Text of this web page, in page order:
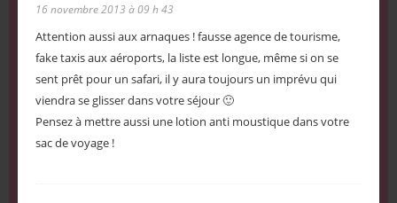
16 novembre 2013 à 09 h 43
Attention aussi aux arnaques ! fausse agence de tourisme,
fake taxis aux aéroports, la liste est longue, même si on se
sent prêt pour un safari, il y aura toujours un imprévu qui
viendra se glisser dans votre séjour 🙂
Pensez à mettre aussi une lotion anti moustique dans votre
sac de voyage !